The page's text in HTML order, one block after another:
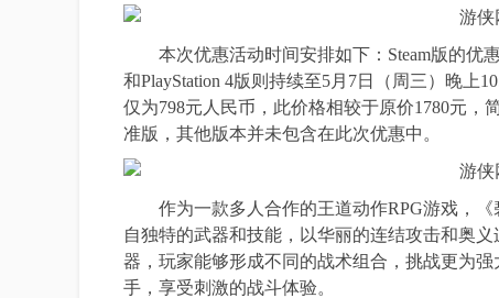
本次优惠活动时间安排如下：Steam版的优惠
和PlayStation 4版则持续至5月7日（周三）晚上
仅为798元人民币，此价格相较于原价1780元
准版，其他版本并未包含在此次优惠中。
作为一款多人合作的王道动作RPG游戏，《
自独特的武器和技能，以华丽的连结攻击和奥
器，玩家能够形成不同的战术组合，挑战更为
手，享受刺激的战斗体验。